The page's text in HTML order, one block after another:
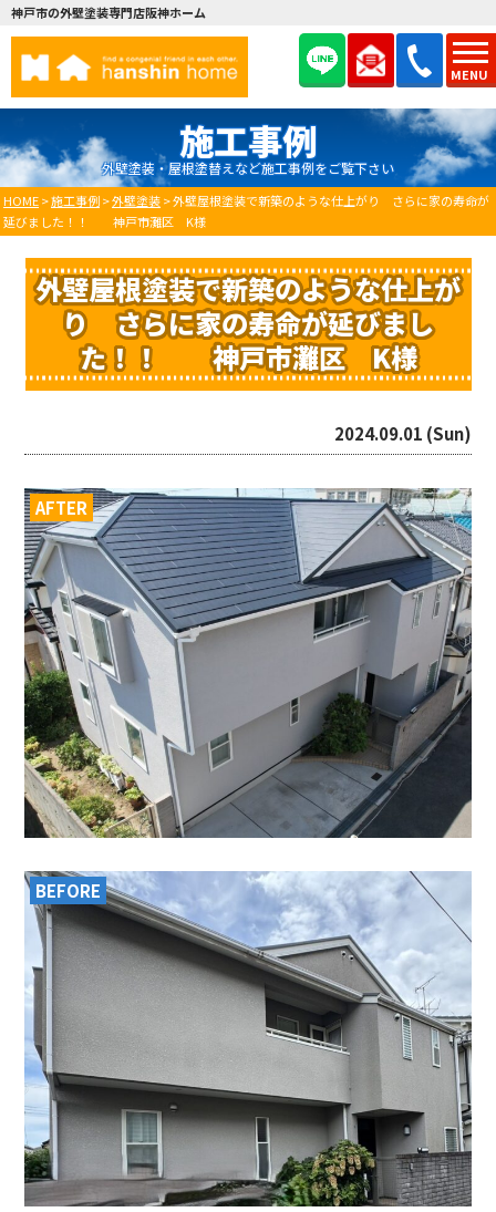
MENU
神戸市の外壁塗装専門店阪神ホーム
施工事例
外壁塗装・屋根塗替えなど施工事例をご覧下さい
HOME>施工事例>外壁塗装>外壁屋根塗装で新築のような仕上がり さらに家の寿命が
延びました！！ 神戸市灘区 K様
外壁屋根塗装で新築のような仕上が
り さらに家の寿命が延びまし
た！！ 神戸市灘区 K様
2024.09.01 (Sun)
AFTER
BEFORE